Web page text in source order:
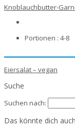
Knoblauchbutter-
Portionen : 4-8
Eiersalat – vegan
Suche
Suchen nach:
Das könnte dich